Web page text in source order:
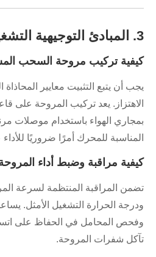
3. المبادئ التوجيهية التشغيلية والصيانة
كيفية تركيب مروحة السحب
يجب أن يتبع التثبيت معايير
الاهتزاز. يعد تركيب المروحة على
بمجاري الهواء باستخدام موصلات
المناسبة للمحرك أمرًا ضروريًا
كيفية مراقبة وضبط أداء
تضمن المراقبة المنتظمة لسرعة
ودرجة الحرارة التشغيل الأمثل.
وفحص المحامل في الحفاظ على
تآكل شفرات المروحة.